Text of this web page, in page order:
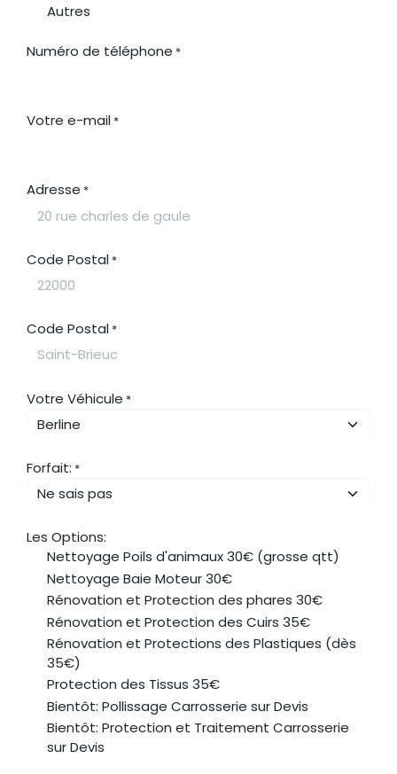
Autres
Numéro de téléphone *
Votre e-mail *
Adresse *
Code Postal *
Code Postal *
Votre Véhicule *
Forfait: *
Les Options:
Nettoyage Poils d'animaux 30€ (grosse qtt)
Nettoyage Baie Moteur 30€
Rénovation et Protection des phares 30€
Rénovation et Protection des Cuirs 35€
Rénovation et Protections des Plastiques (dès
35€)
Protection des Tissus 35€
Bientôt: Pollissage Carrosserie sur Devis
Bientôt: Protection et Traitement Carrosserie
sur Devis